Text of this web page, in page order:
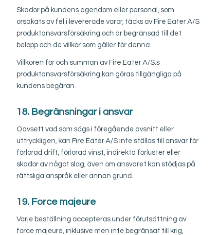
Skador på kundens egendom eller personal, som
orsakats av fel i levererade varor, täcks av Fire Eater A/S
produktansvarsförsäkring och är begränsad till det
belopp och de villkor som gäller för denna.
Villkoren för och summan av Fire Eater A/S:s
produktansvarsförsäkring kan göras tillgängliga på
kundens begäran.
18. Begränsningar i ansvar
Oavsett vad som sägs i föregående avsnitt eller
uttryckligen, kan Fire Eater A/S inte ställas till ansvar för
förlorad drift, förlorad vinst, indirekta förluster eller
skador av något slag, även om ansvaret kan stödjas på
rättsliga anspråk eller annan grund.
19. Force majeure
Varje beställning accepteras under förutsättning av
force majeure, inklusive men inte begränsat till krig,